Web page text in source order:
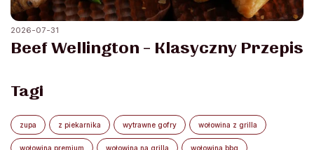
2026-07-31
Beef Wellington – Klasyczny Przepis
Tagi
zupa z piekarnika wytrawne gofry wołowina z grilla
wołowina premium wołowina na grilla wołowina bbq